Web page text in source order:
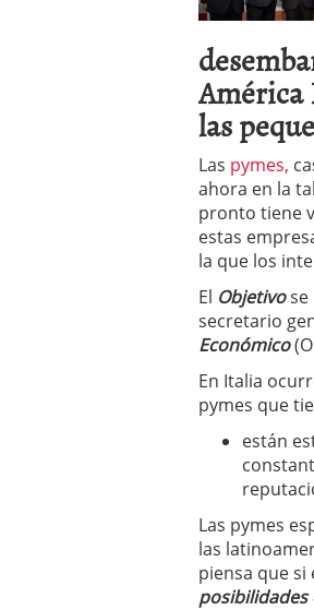
América
las
Las pymes,
ahora en la
pronto tiene
estas
la que los
El Objetivose
secretario
Económico
En Italia
pymes que
están
Las pymes
las
piensa que si
posibilidades